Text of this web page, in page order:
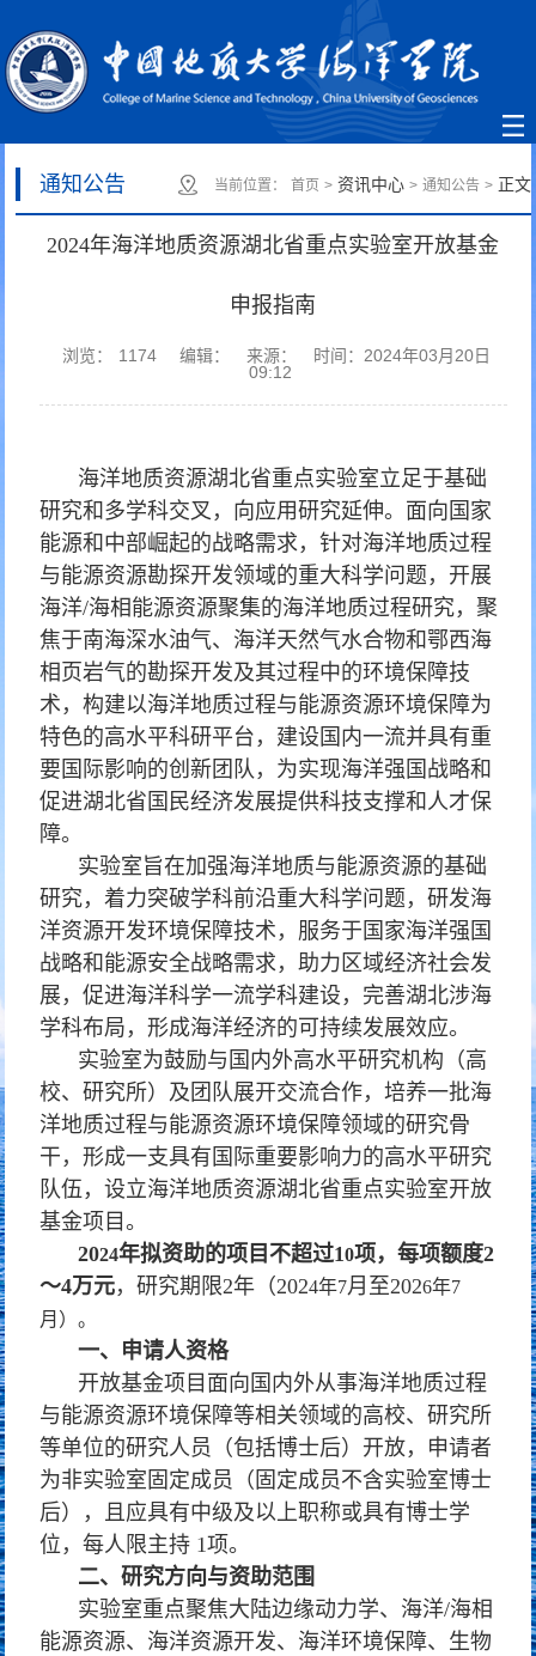
通知公告 当前位置： 首页 >资讯中心 > 通知公告 >正文
2024年海洋地质资源湖北省重点实验室开放基金
申报指南
浏览： 1174 编辑： 来源：
时间：2024年03月20日
09:12
海洋地质资源湖北省重点实验室立足于基础
研究和多学科交叉，向应用研究延伸。面向国家
能源和中部崛起的战略需求，针对海洋地质过程
与能源资源勘探开发领域的重大科学问题，开展
海洋/海相能源资源聚集的海洋地质过程研究，聚
焦于南海深水油气、海洋天然气水合物和鄂西海
相页岩气的勘探开发及其过程中的环境保障技
术，构建以海洋地质过程与能源资源环境保障为
特色的高水平科研平台，建设国内一流并具有重
要国际影响的创新团队，为实现海洋强国战略和
促进湖北省国民经济发展提供科技支撑和人才保
障。
实验室旨在加强海洋地质与能源资源的基础
研究，着力突破学科前沿重大科学问题，研发海
洋资源开发环境保障技术，服务于国家海洋强国
战略和能源安全战略需求，助力区域经济社会发
展，促进海洋科学一流学科建设，完善湖北涉海
学科布局，形成海洋经济的可持续发展效应。
实验室为鼓励与国内外高水平研究机构（高
校、研究所）及团队展开交流合作，培养一批海
洋地质过程与能源资源环境保障领域的研究骨
干，形成一支具有国际重要影响力的高水平研究
队伍，设立海洋地质资源湖北省重点实验室开放
基金项目。
2024年拟资助的项目不超过10项，每项额度2
～4万元，研究期限2年（2024年7月至2026年7
月）。
一、申请人资格
开放基金项目面向国内外从事海洋地质过程
与能源资源环境保障等相关领域的高校、研究所
等单位的研究人员（包括博士后）开放，申请者
为非实验室固定成员（固定成员不含实验室博士
后），且应具有中级及以上职称或具有博士学
位，每人限主持 1项。
二、研究方向与资助范围
实验室重点聚焦大陆边缘动力学、海洋/海相
能源资源、海洋资源开发、海洋环境保障、生物